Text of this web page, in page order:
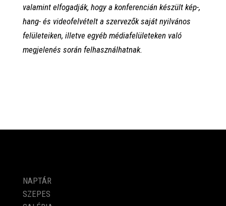
valamint elfogadják, hogy a konferencián készült kép-,
hang- és videofelvételt a szervezők saját nyilvános
felületeiken, illetve egyéb médiafelületeken való
megjelenés során felhasználhatnak.
NAPTÁR
SZEPES